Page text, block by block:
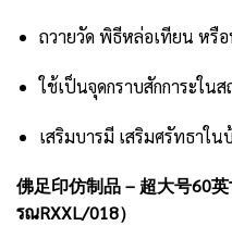
ถวายวัด พิธีหล่อเทียน หรื
ใช้เป็นจุดกราบสักการะใน
เสริมบารมี เสริมศรัทธาใ
佛足印仿制品 – 超大号60
รณRXXL/018）